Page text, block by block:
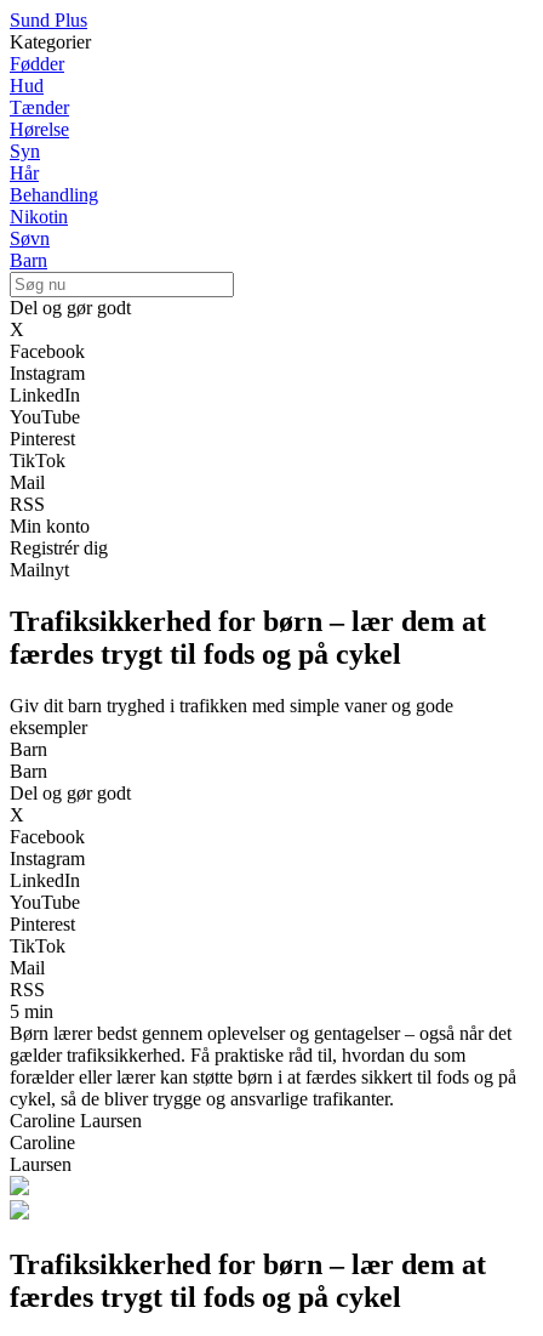
Sund Plus
Kategorier
Fødder
Hud
Tænder
Hørelse
Syn
Hår
Behandling
Nikotin
Søvn
Barn
Del og gør godt
X
Facebook
Instagram
LinkedIn
YouTube
Pinterest
TikTok
Mail
RSS
Min konto
Registrér dig
Mailnyt
Trafiksikkerhed for børn – lær dem at
færdes trygt til fods og på cykel
Giv dit barn tryghed i trafikken med simple vaner og gode
eksempler
Barn
Barn
Del og gør godt
X
Facebook
Instagram
LinkedIn
YouTube
Pinterest
TikTok
Mail
RSS
5 min
Børn lærer bedst gennem oplevelser og gentagelser – også når det
gælder trafiksikkerhed. Få praktiske råd til, hvordan du som
forælder eller lærer kan støtte børn i at færdes sikkert til fods og på
cykel, så de bliver trygge og ansvarlige trafikanter.
Caroline Laursen
Caroline
Laursen
Trafiksikkerhed for børn – lær dem at
færdes trygt til fods og på cykel